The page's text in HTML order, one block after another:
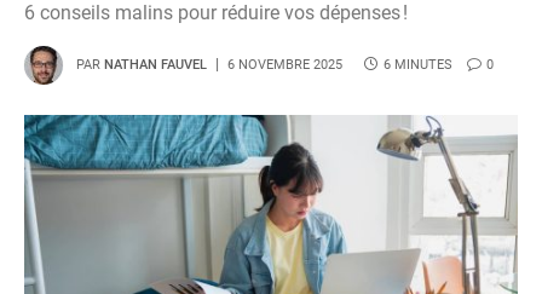
6 conseils malins pour réduire vos dépenses !
PAR NATHAN FAUVEL 6 NOVEMBRE 2025 6 MINUTES 0